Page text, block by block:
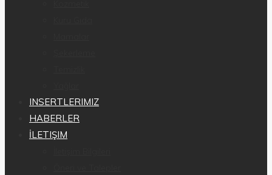
INSERTLERIMIZ
HABERLER
İLETIŞIM